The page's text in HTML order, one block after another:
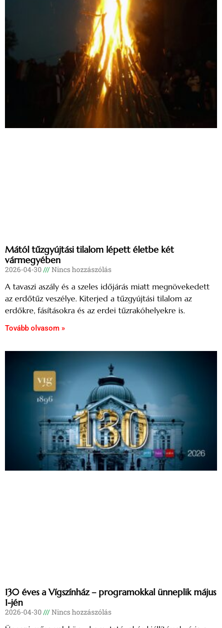
Mától tűzgyújtási tilalom lépett életbe két
vármegyében
2026-04-30 Nincs hozzászólás
A tavaszi aszály és a szeles időjárás miatt megnövekedett
az erdőtűz veszélye. Kiterjed a tűzgyújtási tilalom az
erdőkre, fásításokra és az erdei tűzrakóhelyekre is.
Tovább olvasom »
130 éves a Vígszínház – programokkal ünneplik május
1-jén
2026-04-30 Nincs hozzászólás